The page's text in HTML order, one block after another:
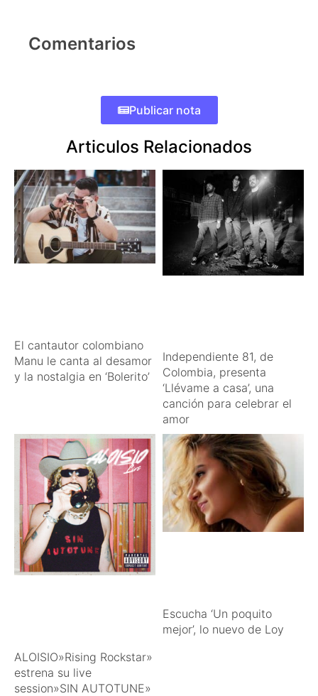
Comentarios
Publicar nota
Articulos Relacionados
El cantautor colombiano
Manu le canta al desamor
y la nostalgia en ‘Bolerito’
Independiente 81, de
Colombia, presenta
‘Llévame a casa’, una
canción para celebrar el
amor
ALOISIO»Rising Rockstar»
estrena su live
session»SIN AUTOTUNE»
Escucha ‘Un poquito
mejor’, lo nuevo de Loy